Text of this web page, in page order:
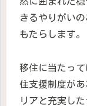
きるやりがい
もたらします。
移住に当たっ
住支援制度が
リアと充実し